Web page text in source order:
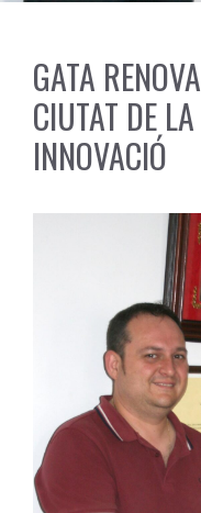
GATA
CIUTAT DE
INNOVACIÓ